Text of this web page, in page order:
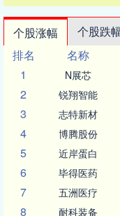
个股涨幅 个股跌
排名
名称
1
N展芯
2 锐翔智能
3 志特新材
4 博腾股份
5 近岸蛋白
6 毕得医药
7 五洲医疗
8 耐科装备